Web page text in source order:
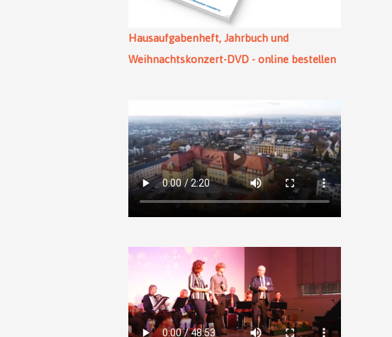
Hausaufgabenheft, Jahrbuch und
Weihnachtskonzert-DVD - online bestellen